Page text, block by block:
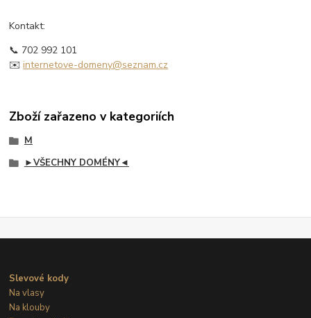
Kontakt:
📞 702 992 101
✉️internetove-domeny@seznam.cz
Zboží zařazeno v kategoriích
M
►VŠECHNY DOMÉNY◄
Slevové kody
Na vlasy
Na klouby